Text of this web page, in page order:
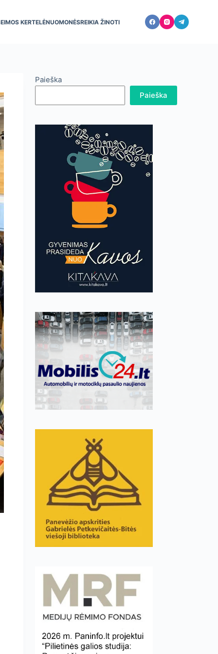
KERTELĖNUOMONĖSREIKIA ŽINOTI
Paieška
Paieška